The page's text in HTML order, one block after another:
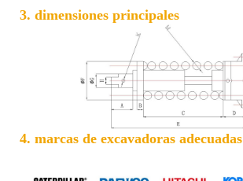
3. dimensiones principales
4. marcas de excavadoras adecuadas